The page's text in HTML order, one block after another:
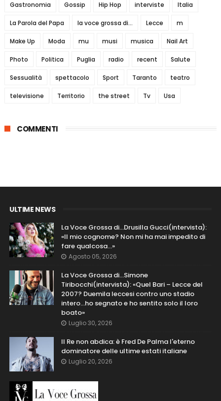
Gastronomia Gossip Hip Hop interviste Italia
La Parola del Papa la voce grossa di... Lecce m
Make Up Moda mu musi musica Nail Art
Photo Politica Puglia radio recent Salute
Sessualità spettacolo Sport Taranto teatro
televisione Territorio the street Tv Usa
COMMENTI
ULTIME NEWS
La Voce Grossa di…Drusilla Gucci(intervista):
«Il mio cognome? Non mi ha mai impedito di
fare qualcosa…»
Agosto 05, 2026
La Voce Grossa di…Simone
Tiribocchi(intervista): «Quel Bari – Lecce del
2007? Duemila leccesi contro uno stadio
intero...ho segnato e ho sentito solo il loro
boato»
Luglio 30, 2026
Il Re non abdica: è Fred De Palma l'eterno
dominatore delle ultime estati italiane
Luglio 20, 2026